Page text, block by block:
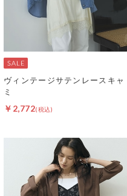
ヴィンテージサテンレースキャ
ミ
￥2,772